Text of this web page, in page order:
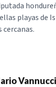
playas de